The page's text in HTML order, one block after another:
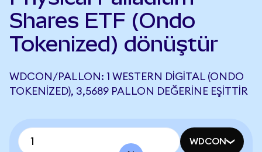
Shares ETF (Ondo
Tokenized) dönüştür
WDCON/PALLON: 1 WESTERN DIGITAL (ONDO
TOKENIZED), 3,5689 PALLON DEĞERINE EŞITTIR
WDCON